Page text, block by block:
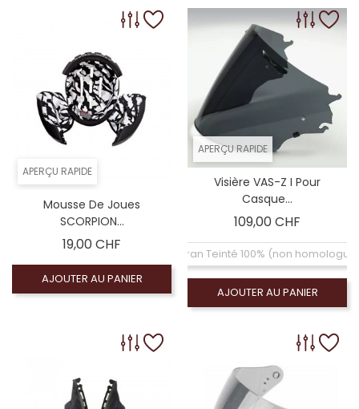
APERÇU RAPIDE
Mousse De Joues
SCORPION...
19,00 CHF
AJOUTER AU PANIER
APERÇU RAPIDE
Visière VAS-Z I Pour
Casque...
109,00 CHF
Ecran Teinté 100% (non
AJOUTER AU PANIER